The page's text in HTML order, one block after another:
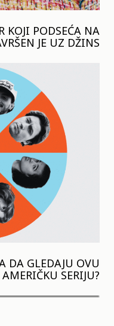
KOJI PODSEĆA NA
JE UZ DŽINS
DA GLEDAJU OVU
AMERIČKU SERIJU?